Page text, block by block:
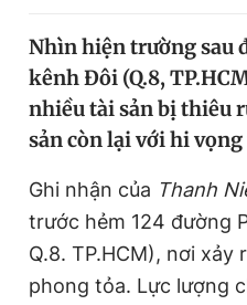
Video
Sản phẩm khác
Tiện ích
Thông tin tòa soạn
Nhìn hiện trường sau
kênh Đôi (Q.8,
nhiều tài sản bị thiêu
sản còn lại với hi
Ghi nhận của Thanh
trước hẻm 124 đường
Q.8. TP.HCM), nơi xảy
phong tỏa. Lực lượng